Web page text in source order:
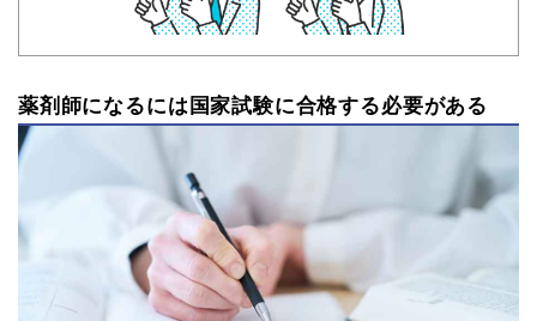
薬剤師になるには国家試験に合格する必要がある